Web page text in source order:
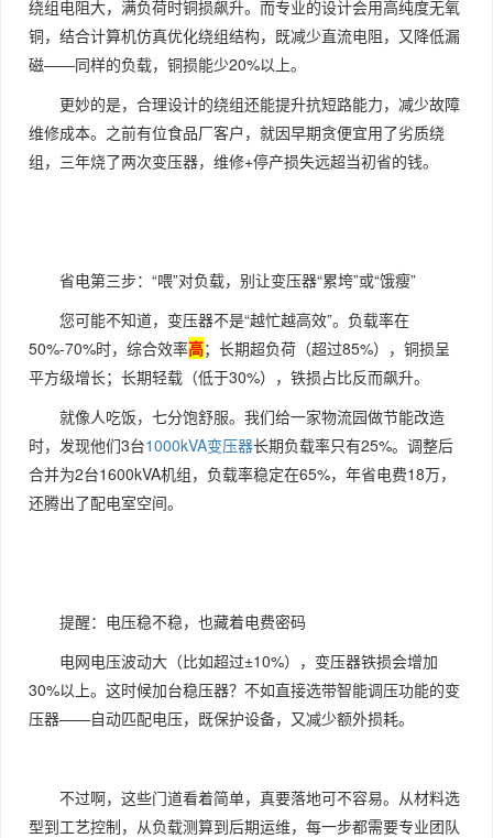
绕组电阻大，满负荷时铜损飙升。而专业的设计会用高纯度无氧
铜，结合计算机仿真优化绕组结构，既减少直流电阻，又降低漏
磁——同样的负载，铜损能少20%以上。
更妙的是，合理设计的绕组还能提升抗短路能力，减少故障
维修成本。之前有位食品厂客户，就因早期贪便宜用了劣质绕
组，三年烧了两次变压器，维修+停产损失远超当初省的钱。
省电第三步：“喂”对负载，别让变压器“累垮”或“饿瘦”
您可能不知道，变压器不是“越忙越高效”。负载率在
50%-70%时，综合效率高；长期超负荷（超过85%），铜损呈
平方级增长；长期轻载（低于30%），铁损占比反而飙升。
就像人吃饭，七分饱舒服。我们给一家物流园做节能改造
时，发现他们3台1000kVA变压器长期负载率只有25%。调整后
合并为2台1600kVA机组，负载率稳定在65%，年省电费18万，
还腾出了配电室空间。
提醒：电压稳不稳，也藏着电费密码
电网电压波动大（比如超过±10%），变压器铁损会增加
30%以上。这时候加台稳压器？不如直接选带智能调压功能的变
压器——自动匹配电压，既保护设备，又减少额外损耗。
不过啊，这些门道看着简单，真要落地可不容易。从材料选
型到工艺控制，从负载测算到后期运维，每一步都需要专业团队